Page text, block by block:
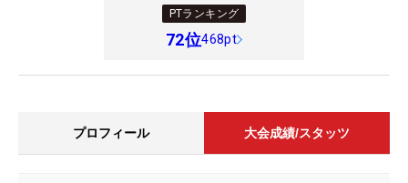
PTランキング
72位468pt
プロフィール 大会成績/スタッツ